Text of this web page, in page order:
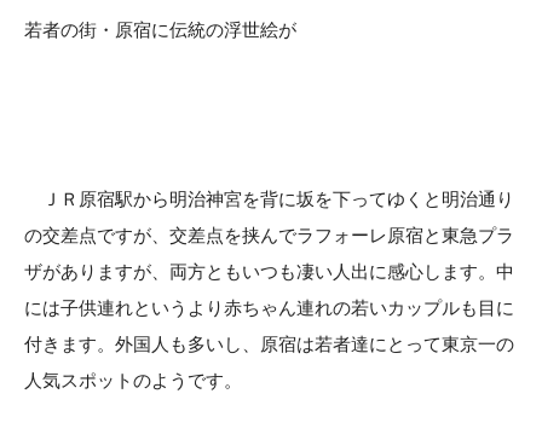
若者の街・原宿に伝統の浮世絵が
ＪＲ原宿駅から明治神宮を背に坂を下ってゆくと明治通り
の交差点ですが、交差点を挟んでラフォーレ原宿と東急プラ
ザがありますが、両方ともいつも凄い人出に感心します。中
には子供連れというより赤ちゃん連れの若いカップルも目に
付きます。外国人も多いし、原宿は若者達にとって東京一の
人気スポットのようです。